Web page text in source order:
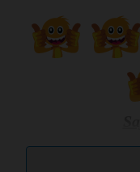
[CENTER]